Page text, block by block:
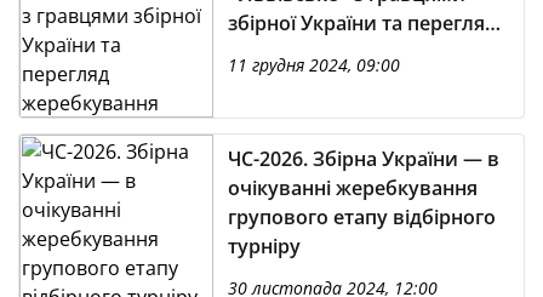
збірної України та перегляд
жеребкування кваліфікації
ЧС-2026
11 грудня 2024, 09:00
ЧС-2026. Збірна України — в
очікуванні жеребкування
групового етапу відбірного
турніру
30 листопада 2024, 12:00